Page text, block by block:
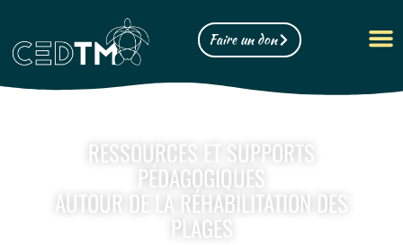
Faire un don
RESSOURCES ET SUPPORTS
PÉDAGOGIQUES
AUTOUR DE LA RÉHABILITATION DES
PLAGES